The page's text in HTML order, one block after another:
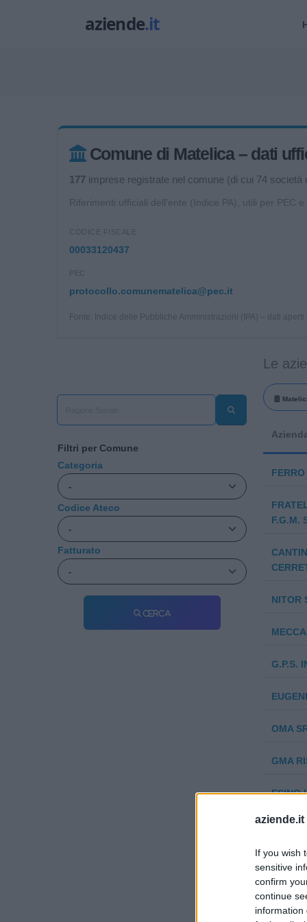
aziende.it
If you wish
sensitive
confirm
continue
information
Comune di Matelica – dati
177 imprese registrate nel comune (di cui 74 società
Riferimenti ufficiali dell'ente (Indice PA), utili per PEC
CODICE FISCALE
00033120437
PEC
protocollo.comunematelica@pec.it
Fonte: Indice delle Pubbliche Amministrazioni (IPA) – dati aperti
Filtri per Comune
Categoria
Codice Ateco
Fatturato
Cerca
Le
F.G.M.
NITOR
G.P.S.
OMA
GMA
ESINO